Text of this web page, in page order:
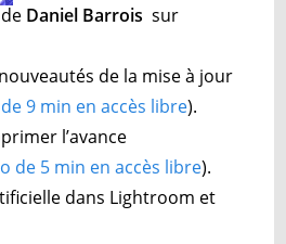
Daniel Barrois sur
de la mise à jour
9 min en accès libre).
l’avance
de 5 min en accès libre).
dans Lightroom et